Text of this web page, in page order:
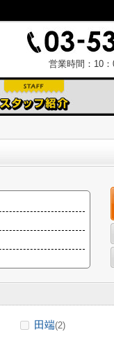
営業時間：10
田端(2)